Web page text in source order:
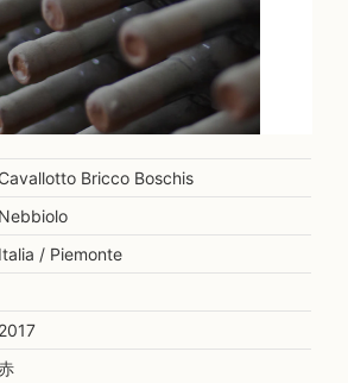
Cavallotto Bricco Boschis
Nebbiolo
Italia / Piemonte
2017